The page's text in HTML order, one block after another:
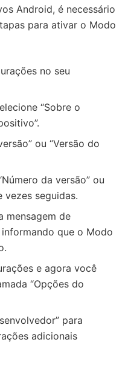
Android, é necessário
para ativar o Modo
no seu
“Sobre o
ou “Versão do
da versão” ou
vezes seguidas.
mensagem de
que o Modo
e agora você
“Opções do
para
adicionais